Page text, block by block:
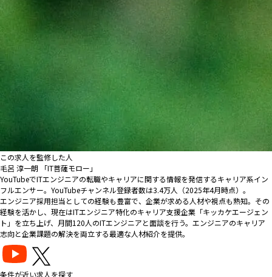
この求人を監修した人
毛呂 淳一朗 「IT菩薩モロー」
YouTubeでITエンジニアの転職やキャリアに関する情報を発信するキャリア系イン
フルエンサー。YouTubeチャンネル登録者数は3.4万人（2025年4月時点）。
エンジニア採用担当としての経験も豊富で、企業が求める人材や視点も熟知。その
経験を活かし、現在はITエンジニア特化のキャリア支援企業「キッカケエージェン
ト」を立ち上げ、月間120人のITエンジニアと面談を行う。エンジニアのキャリア
志向と企業課題の解決を両立する最適な人材紹介を提供。
条件が近い求人を探す